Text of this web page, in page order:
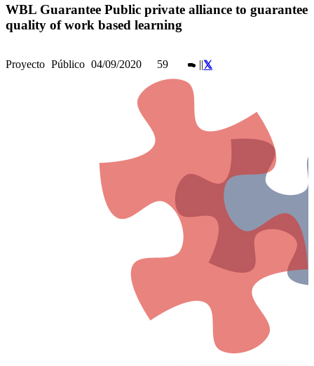
WBL Guarantee Public private alliance to guarantee
quality of work based learning
Proyecto Público 04/09/2020 59 ||